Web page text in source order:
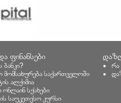
ფინანსები
ბანკი?
მომსახურება საქართველოში
ალქიმია
ონლაინ სესხები
საუკეთესო კურსი
რა